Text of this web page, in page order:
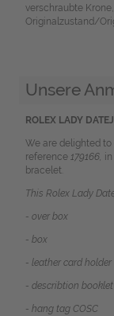
verschraubte
Originalzustand/
Unsere
ROLEX LADY
We are delighted
reference 179166, in
bracelet.
This Rolex Lady
- over box
- box
- leather card holder
- describtion booklet
- hang tag COSC